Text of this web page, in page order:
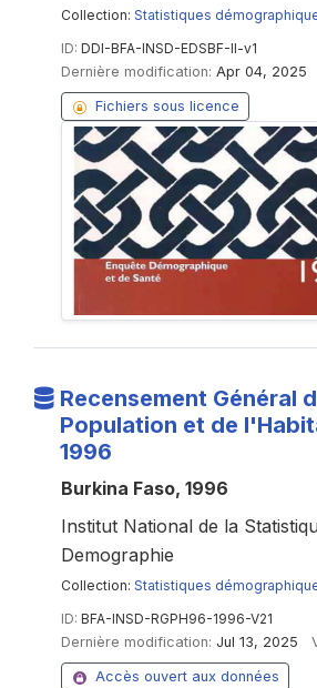
Collection: Statistiques
ID: DDI-BFA-INSD-EDSBF-II-v1
Dernière modification: Apr 04, 2025
Fichiers sous licence
Recensement Général
Population et de
1996
Burkina Faso, 1996
Institut National de la
Demographie
Collection: Statistiques
ID: BFA-INSD-RGPH96-1996-V21
Dernière modification: Jul 13, 2025
Accès ouvert aux données